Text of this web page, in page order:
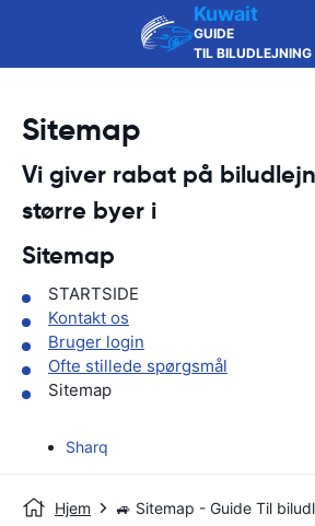
Kuwait
GUIDE
TIL BILUDLEJNING
Sitemap
Vi giver rabat på
større byer i
Sitemap
STARTSIDE
Kontakt os
Bruger login
Ofte stillede spørgsmål
Sitemap
Sharq
Hjem 🚙 Sitemap - Guide Til